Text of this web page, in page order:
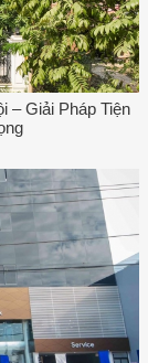
– Giải Pháp Tiện